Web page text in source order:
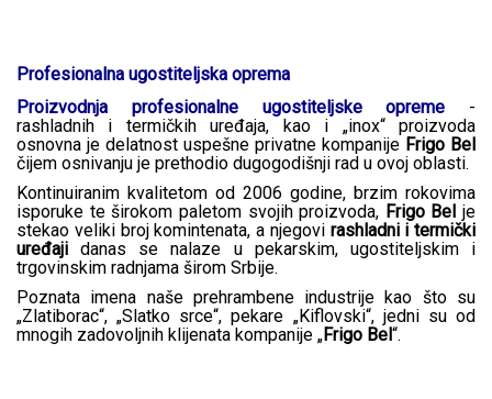
Profesionalna ugostiteljska oprema
Proizvodnja profesionalne ugostiteljske opreme -
rashladnih i termičkih uređaja, kao i „inox“ proizvoda
osnovna je delatnost uspešne privatne kompanije Frigo Bel
čijem osnivanju je prethodio dugogodišnji rad u ovoj oblasti.
Kontinuiranim kvalitetom od 2006 godine, brzim rokovima
isporuke te širokom paletom svojih proizvoda, Frigo Bel je
stekao veliki broj komintenata, a njegovi rashladni i termički
uređaji danas se nalaze u pekarskim, ugostiteljskim i
trgovinskim radnjama širom Srbije.
Poznata imena naše prehrambene industrije kao što su
„Zlatiborac“, „Slatko srce“, pekare „Kiflovski“, jedni su od
mnogih zadovoljnih klijenata kompanije „Frigo Bel“.